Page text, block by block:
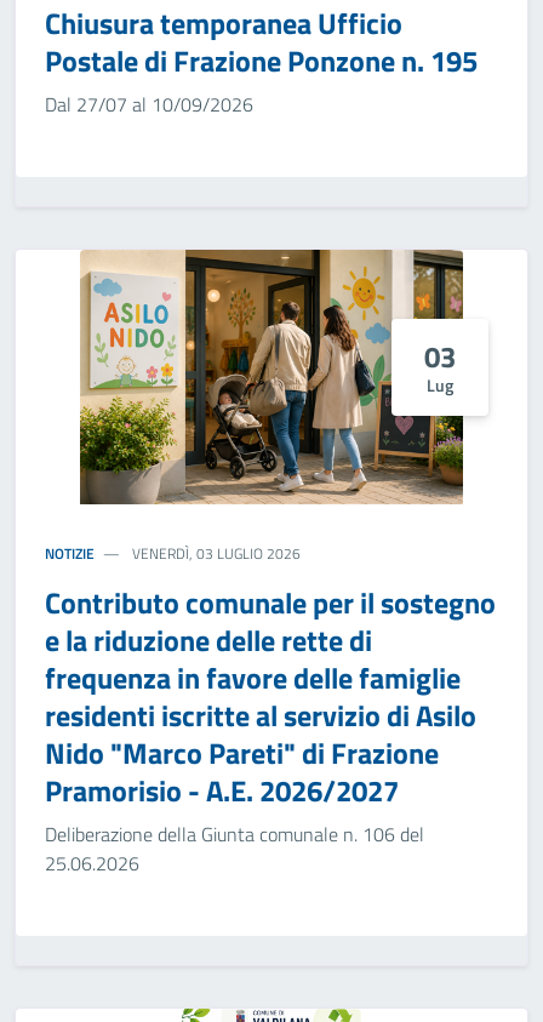
Chiusura temporanea Ufficio
Postale di Frazione Ponzone n. 195
Dal 27/07 al 10/09/2026
03
Lug
NOTIZIE VENERDÌ, 03 LUGLIO 2026
Contributo comunale per il sostegno
e la riduzione delle rette di
frequenza in favore delle famiglie
residenti iscritte al servizio di Asilo
Nido "Marco Pareti" di Frazione
Pramorisio - A.E. 2026/2027
Deliberazione della Giunta comunale n. 106 del
25.06.2026